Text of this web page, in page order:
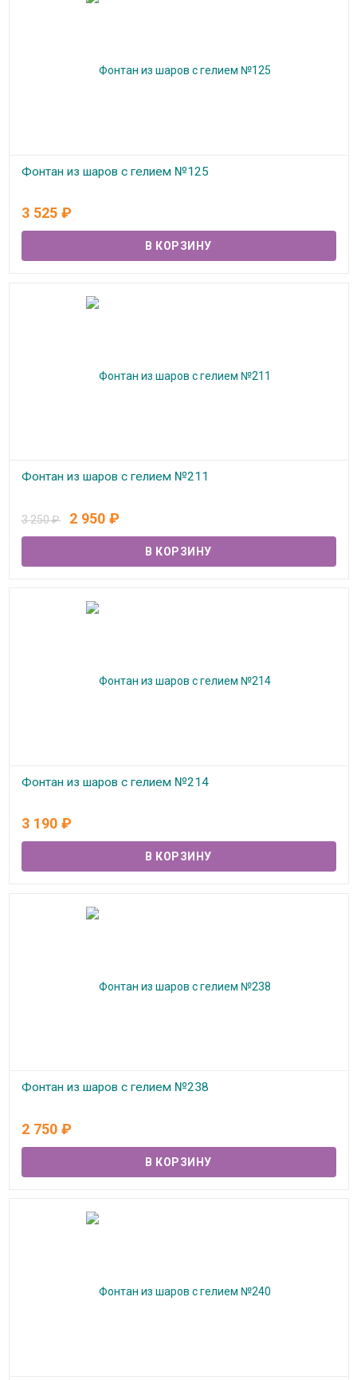
Фонтан из шаров с гелием №125
3 525 ₽
Фонтан из шаров с гелием №211
3 250₽ 2 950 ₽
Фонтан из шаров с гелием №214
3 190 ₽
Фонтан из шаров с гелием №238
2 750 ₽